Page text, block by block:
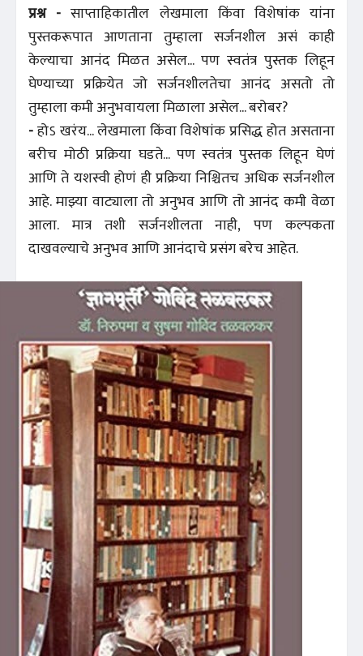
प्रश्न - साप्ताहिकातील लेखमाला किंवा विशेषांक यांना
पुस्तकरूपात आणताना तुम्हाला सर्जनशील असं काही
केल्याचा आनंद मिळत असेल... पण स्वतंत्र पुस्तक लिहून
घेण्याच्या प्रक्रियेत जो सर्जनशीलतेचा आनंद असतो तो
तुम्हाला कमी अनुभवायला मिळाला असेल... बरोबर?
-होऽ खरंय... लेखमाला किंवा विशेषांक प्रसिद्ध होत असताना
बरीच मोठी प्रक्रिया घडते... पण स्वतंत्र पुस्तक लिहून घेणं
आणि ते यशस्वी होणं ही प्रक्रिया निश्चितच अधिक सर्जनशील
आहे. माझ्या वाट्याला तो अनुभव आणि तो आनंद कमी वेळा
आला. मात्र तशी सर्जनशीलता नाही, पण कल्पकता
दाखवल्याचे अनुभव आणि आनंदाचे प्रसंग बरेच आहेत.